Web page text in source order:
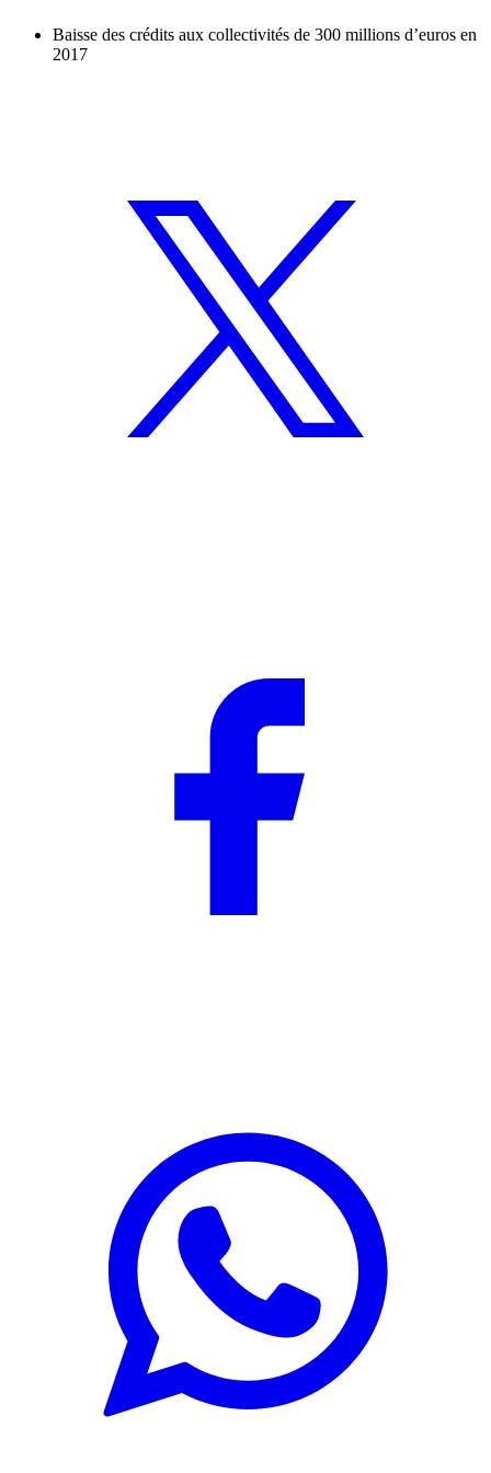
Baisse des crédits aux collectivités de 300 millions d’euros en
2017